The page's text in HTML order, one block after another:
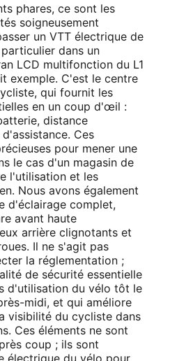
phares, ce sont les
soigneusement
un VTT électrique de
dans un
LCD multifonction du L1
exemple. C'est le centre
qui fournit les
en un coup d'œil :
distance
Ces
pour mener une
le cas d'un magasin de
l'utilisation et les
Nous avons également
d'éclairage complet,
avant haute
arrière clignotants et
Il ne s'agit pas
la réglementation ;
de sécurité essentielle
d'utilisation du vélo tôt le
midi, et qui améliore
visibilité du cycliste dans
Ces éléments ne sont
coup ; ils sont
électrique du vélo pour